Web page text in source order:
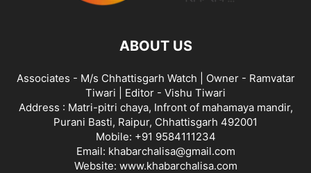
ABOUT US
Associates - M/s Chhattisgarh Watch | Owner - Ramvatar
Tiwari | Editor - Vishu Tiwari
Address : Matri-pitri chaya, Infront of mahamaya mandir,
Purani Basti, Raipur, Chhattisgarh 492001
Mobile: +91 9584111234
Email: khabarchalisa@gmail.com
Website: www.khabarchalisa.com